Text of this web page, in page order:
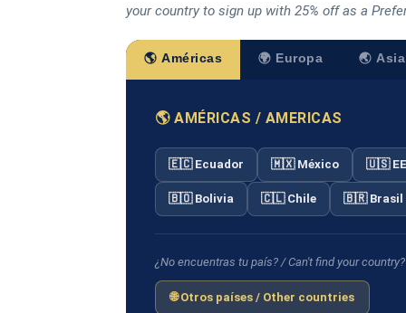
your country to sign up with 25% off as a
🌎 Américas 🌍 Europa 🌏 Asia
🌎 AMÉRICAS / AMERICAS
🇪🇨 Ecuador 🇲🇽 México 🇺🇸
🇧🇴 Bolivia 🇨🇱 Chile 🇧🇷 Brasil
¿No encuentras tu país? / Can't find your country?
🌐 Otros países / Other countries